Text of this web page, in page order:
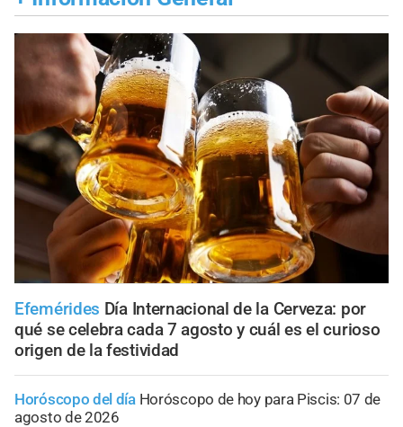
Efemérides Día Internacional de la Cerveza: por
qué se celebra cada 7 agosto y cuál es el curioso
origen de la festividad
Horóscopo del día Horóscopo de hoy para Piscis: 07 de
agosto de 2026